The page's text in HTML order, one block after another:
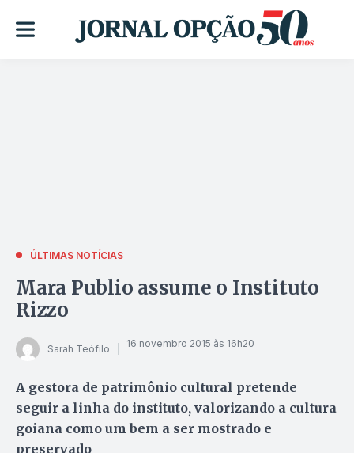
ÚLTIMAS NOTÍCIAS
Mara Publio assume o Instituto
Rizzo
Sarah Teófilo 16 novembro 2015 às 16h20
A gestora de patrimônio cultural pretende
seguir a linha do instituto, valorizando a cultura
goiana como um bem a ser mostrado e
preservado